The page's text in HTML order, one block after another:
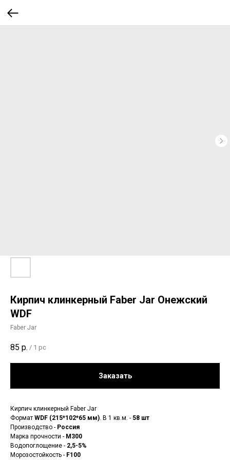
Кирпич клинкерный Faber Jar Онежский
WDF
Faber Jar
85 р. / 1 pc
Заказать
Кирпич клинкерный Faber Jar
Формат WDF (215*102*65 мм). В 1 кв.м. - 58 шт
Производство - Россия
Марка прочности - М300
Водопоглощение - 2,5-5%
Морозостойкость - F100